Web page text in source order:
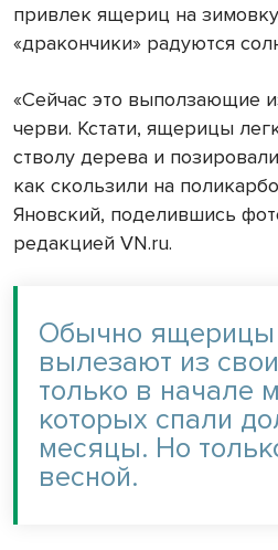
привлек ящериц на
«дракончики» радуются
«Сейчас это выползающие
черви. Кстати, ящерицы
стволу дерева и
как скользили на
Яновский, поделившись
редакцией VN.ru.
Обычно ящерицы
вылезают из
только в начале
которых спали
месяцы. Но
весной.